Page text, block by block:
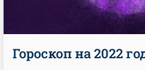
Гороскоп на 2022